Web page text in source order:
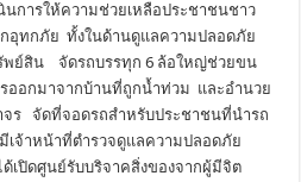
นการให้ความช่วยเหลือประชาชนชาว
กอุทกภัย ทั้งในด้านดูแลความปลอดภัย
รัพย์สิน จัดรถบรรทุก 6 ล้อใหญ่ช่วยขน
ออกมาจากบ้านที่ถูกน้ำท่วม และอำนวย
จร จัดที่จอดรถสำหรับประชาชนที่นำรถ
เจ้าหน้าที่ตำรวจดูแลความปลอดภัย
เปิดศูนย์รับบริจาคสิ่งของจากผู้มีจิต